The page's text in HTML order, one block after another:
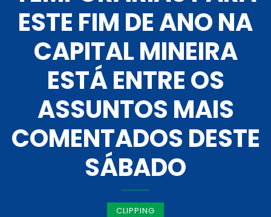
ESTE FIM DE ANO NA
CAPITAL MINEIRA
ESTÁ ENTRE OS
ASSUNTOS MAIS
COMENTADOS DESTE
SÁBADO
CLIPPING